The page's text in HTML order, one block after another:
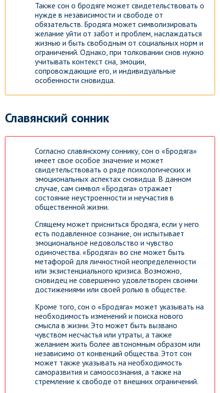
Также сон о бродяге может свидетельствовать о
нужде в независимости и свободе от
обязательств. Бродяга может символизировать
желание уйти от забот и проблем, наслаждаться
жизнью и быть свободным от социальных норм и
ограничений. Однако, при толковании снов нужно
учитывать контекст сна, эмоции,
сопровождающие его, и индивидуальные
особенности сновидца.
Славянский сонник
Согласно славянскому соннику, сон о «Бродяга»
имеет свое особое значение и может
свидетельствовать о ряде психологических и
эмоциональных аспектах сновидца. В данном
случае, сам символ «Бродяга» отражает
состояние неустроенности и неучастия в
общественной жизни.
Спящему может присниться бродяга, если у него
есть подавленное сознание, он испытывает
эмоциональное недовольство и чувство
одиночества. «Бродяга» во сне может быть
метафорой для личностной неопределенности
или экзистенциального кризиса. Возможно,
сновидец не совершенно удовлетворен своими
достижениями или своей ролью в обществе.
Кроме того, сон о «Бродяга» может указывать на
необходимость изменений и поиска нового
смысла в жизни. Это может быть вызвано
чувством несчастья или утраты, а также
желанием жить более автономным образом или
независимо от конвенций общества. Этот сон
может также указывать на необходимость
саморазвития и самоосознания, а также на
стремление к свободе от внешних ограничений.